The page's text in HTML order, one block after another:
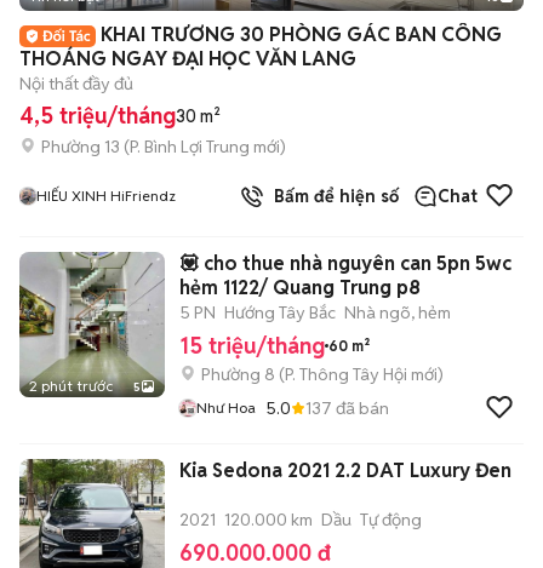
+2
KHAI TRƯƠNG 30 PHÒNG GÁC BAN CÔNG
THOÁNG NGAY ĐẠI HỌC VĂN LANG
Nội thất đầy đủ
4,5 triệu/tháng30 m²
Phường 13 (P. Bình Lợi Trung mới)
HIẾU XINH HiFriendz Bấm để hiện số Chat
2 phút trước 5
💟 cho thue nhà nguyên can 5pn 5wc
hẻm 1122/ Quang Trung p8
5 PN Hướng Tây Bắc Nhà ngõ, hẻm
15 triệu/tháng 60 m²
Phường 8 (P. Thông Tây Hội mới)
Như Hoa 5.0 137 đã bán
Kia Sedona 2021 2.2 DAT Luxury Đen
2021 120.000 km Dầu Tự động
690.000.000 đ